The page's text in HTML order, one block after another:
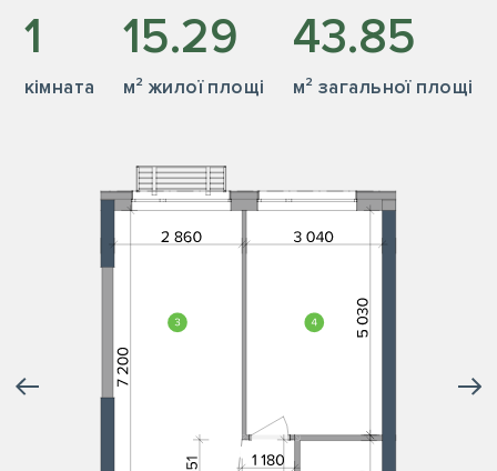
1
кiмната
15.29
м² жилої площі
43.85
м² загальної площі